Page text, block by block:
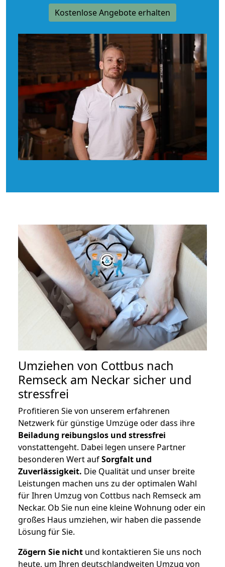
Kostenlose Angebote erhalten
Umziehen von Cottbus nach
Remseck am Neckar sicher und
stressfrei
Profitieren Sie von unserem erfahrenen
Netzwerk für günstige Umzüge oder dass ihre
Beiladung reibungslos und stressfrei
vonstattengeht. Dabei legen unsere Partner
besonderen Wert aufSorgfalt und
Zuverlässigkeit. Die Qualität und unser breite
Leistungen machen uns zu der optimalen Wahl
für Ihren Umzug von Cottbus nach Remseck am
Neckar. Ob Sie nun eine kleine Wohnung oder ein
großes Haus umziehen, wir haben die passende
Lösung für Sie.
Zögern Sie nicht und kontaktieren Sie uns noch
heute, um Ihren deutschlandweiten Umzug von